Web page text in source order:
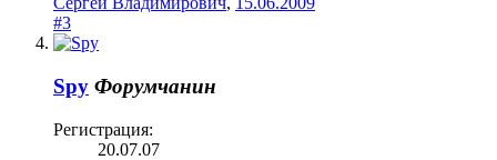
#3
Spy Форумчанин
Регистрация:
20.07.07